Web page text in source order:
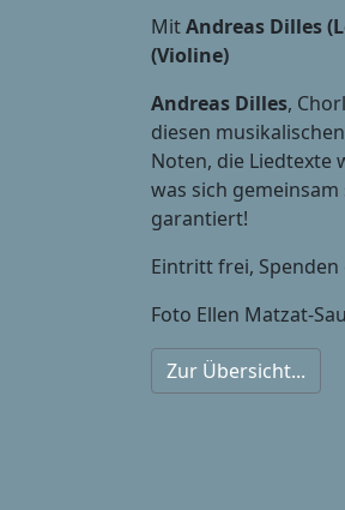
MitAndreas Dilles
(Violine)
Andreas Dilles,
diesen
Noten, die Liedtexte
was sich
garantiert!
Eintritt frei, Spenden
Foto Ellen Matzat-
Zur Übersicht...